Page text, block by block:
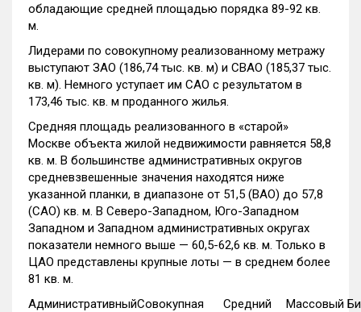
обладающие средней площадью порядка 89-92 кв.
м.
Лидерами по совокупному реализованному метражу
выступают ЗАО (186,74 тыс. кв. м) и СВАО (185,37 тыс.
кв. м). Немного уступает им САО с результатом в
173,46 тыс. кв. м проданного жилья.
Средняя площадь реализованного в «старой»
Москве объекта жилой недвижимости равняется 58,8
кв. м. В большинстве административных округов
средневзвешенные значения находятся ниже
указанной планки, в диапазоне от 51,5 (ВАО) до 57,8
(САО) кв. м. В Северо-Западном, Юго-Западном
Западном и Западном административных округах
показатели немного выше — 60,5-62,6 кв. м. Только в
ЦАО представлены крупные лоты — в среднем более
81 кв. м.
АдминистративныйСовокупная
Средний
Массовый